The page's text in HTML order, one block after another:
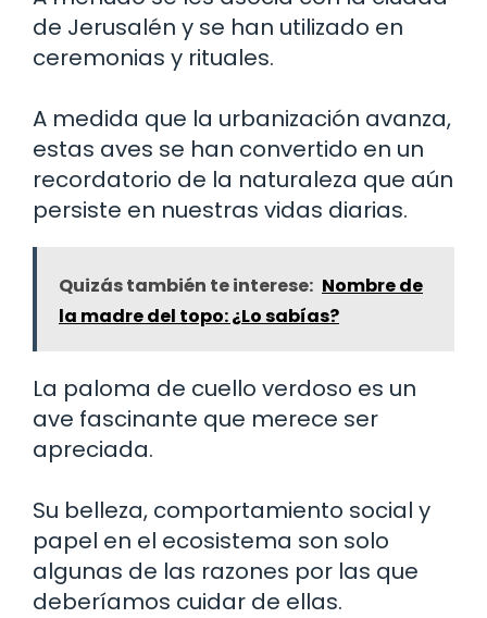
de Jerusalén y se han utilizado en
ceremonias y rituales.
A medida que la urbanización avanza,
estas aves se han convertido en un
recordatorio de la naturaleza que aún
persiste en nuestras vidas diarias.
Quizás también te interese: Nombre de
la madre del topo: ¿Lo sabías?
La paloma de cuello verdoso es un
ave fascinante que merece ser
apreciada.
Su belleza, comportamiento social y
papel en el ecosistema son solo
algunas de las razones por las que
deberíamos cuidar de ellas.